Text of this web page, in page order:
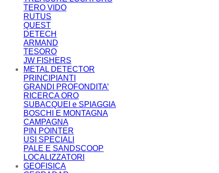
TERO VIDO
RUTUS
QUEST
DETECH
ARMAND
TESORO
JW FISHERS
METAL DETECTOR
PRINCIPIANTI
GRANDI PROFONDITA’
RICERCA ORO
SUBACQUEI e SPIAGGIA
BOSCHI E MONTAGNA
CAMPAGNA
PIN POINTER
USI SPECIALI
PALE E SANDSCOOP
LOCALIZZATORI
GEOFISICA